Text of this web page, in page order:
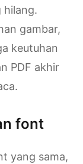
hilang.
gambar,
keutuhan
PDF akhir
font
yang sama,